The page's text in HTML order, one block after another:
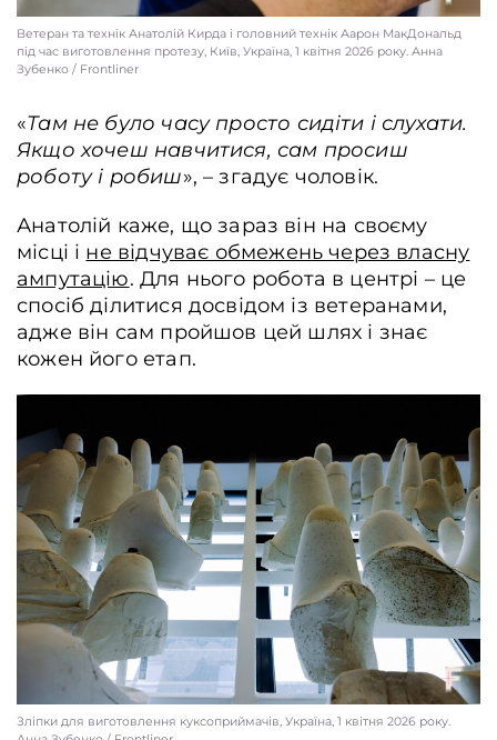
Протезисти у майстерні, Київ, Україна, 1 квітня 2026 року. Анна Зубенко /
Frontliner
Ветеран та технік Анатолій Кирда і головний технік Аарон МакДональд
під час виготовлення протезу, Київ, Україна, 1 квітня 2026 року. Анна
Зубенко / Frontliner
«Там не було часу просто сидіти і слухати.
Якщо хочеш навчитися, сам просиш
роботу і робиш», – згадує чоловік.
Анатолій каже, що зараз він на своєму
місці і не відчуває обмежень через власну
ампутацію. Для нього робота в центрі – це
спосіб ділитися досвідом із ветеранами,
адже він сам пройшов цей шлях і знає
кожен його етап.
Зліпки для виготовлення куксоприймачів, Україна, 1 квітня 2026 року.